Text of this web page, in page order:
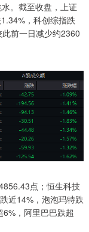
。截至收盘，上证
，科创综指跌
前一日减少约2360
点；恒生科技
近14%，泡泡玛特跌
，阿里巴巴跌超